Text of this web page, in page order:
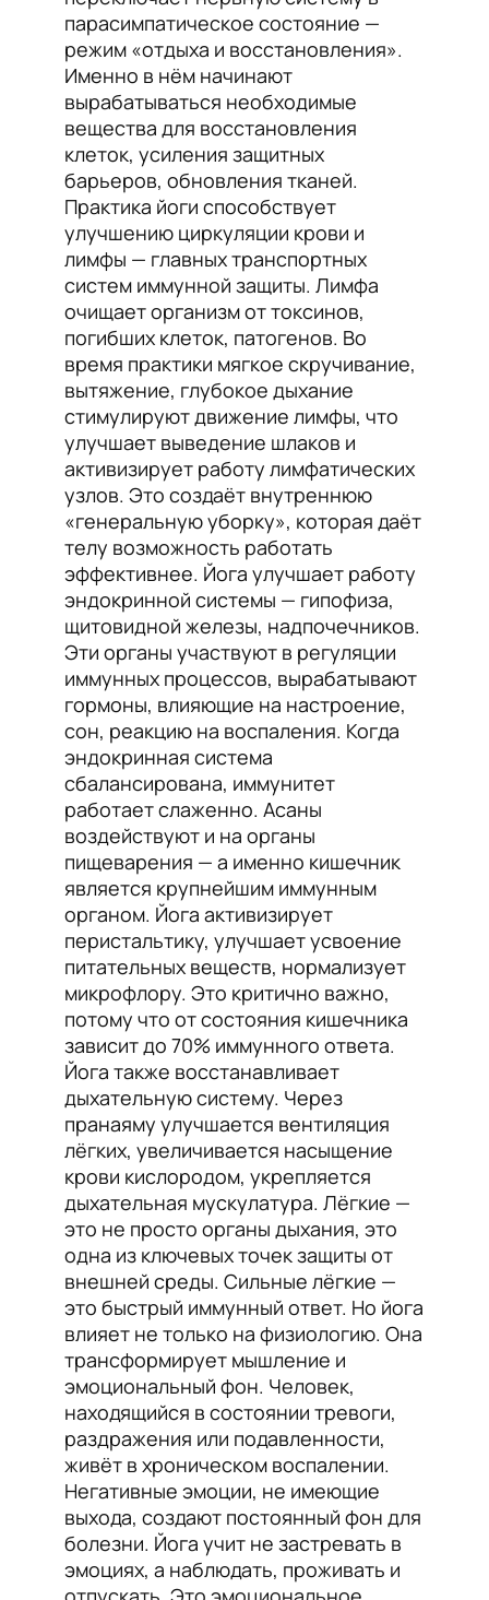
парасимпатическое состояние —
режим «отдыха и восстановления».
Именно в нём начинают
вырабатываться необходимые
вещества для восстановления
клеток, усиления защитных
барьеров, обновления тканей.
Практика йоги способствует
улучшению циркуляции крови и
лимфы — главных транспортных
систем иммунной защиты. Лимфа
очищает организм от токсинов,
погибших клеток, патогенов. Во
время практики мягкое скручивание,
вытяжение, глубокое дыхание
стимулируют движение лимфы, что
улучшает выведение шлаков и
активизирует работу лимфатических
узлов. Это создаёт внутреннюю
«генеральную уборку», которая даёт
телу возможность работать
эффективнее. Йога улучшает работу
эндокринной системы — гипофиза,
щитовидной железы, надпочечников.
Эти органы участвуют в регуляции
иммунных процессов, вырабатывают
гормоны, влияющие на настроение,
сон, реакцию на воспаления. Когда
эндокринная система
сбалансирована, иммунитет
работает слаженно. Асаны
воздействуют и на органы
пищеварения — а именно кишечник
является крупнейшим иммунным
органом. Йога активизирует
перистальтику, улучшает усвоение
питательных веществ, нормализует
микрофлору. Это критично важно,
потому что от состояния кишечника
зависит до 70% иммунного ответа.
Йога также восстанавливает
дыхательную систему. Через
пранаяму улучшается вентиляция
лёгких, увеличивается насыщение
крови кислородом, укрепляется
дыхательная мускулатура. Лёгкие —
это не просто органы дыхания, это
одна из ключевых точек защиты от
внешней среды. Сильные лёгкие —
это быстрый иммунный ответ. Но йога
влияет не только на физиологию. Она
трансформирует мышление и
эмоциональный фон. Человек,
находящийся в состоянии тревоги,
раздражения или подавленности,
живёт в хроническом воспалении.
Негативные эмоции, не имеющие
выхода, создают постоянный фон для
болезни. Йога учит не застревать в
эмоциях, а наблюдать, проживать и